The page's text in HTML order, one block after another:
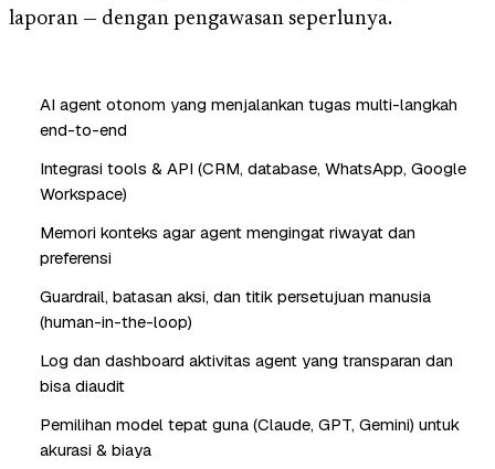
laporan — dengan pengawasan seperlunya.
AI agent otonom yang menjalankan tugas multi-langkah
end-to-end
Integrasi tools & API (CRM, database, WhatsApp, Google
Workspace)
Memori konteks agar agent mengingat riwayat dan
preferensi
Guardrail, batasan aksi, dan titik persetujuan manusia
(human-in-the-loop)
Log dan dashboard aktivitas agent yang transparan dan
bisa diaudit
Pemilihan model tepat guna (Claude, GPT, Gemini) untuk
akurasi & biaya